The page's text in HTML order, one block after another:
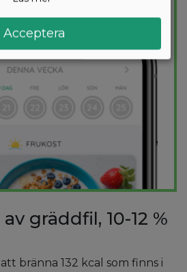
gräddfil, 10-12 %
bränna 132 kcal som finns i
Acceptera